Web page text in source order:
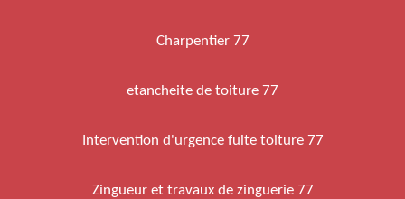
Charpentier 77
etancheite de toiture 77
Intervention d'urgence fuite toiture 77
Zingueur et travaux de zinguerie 77